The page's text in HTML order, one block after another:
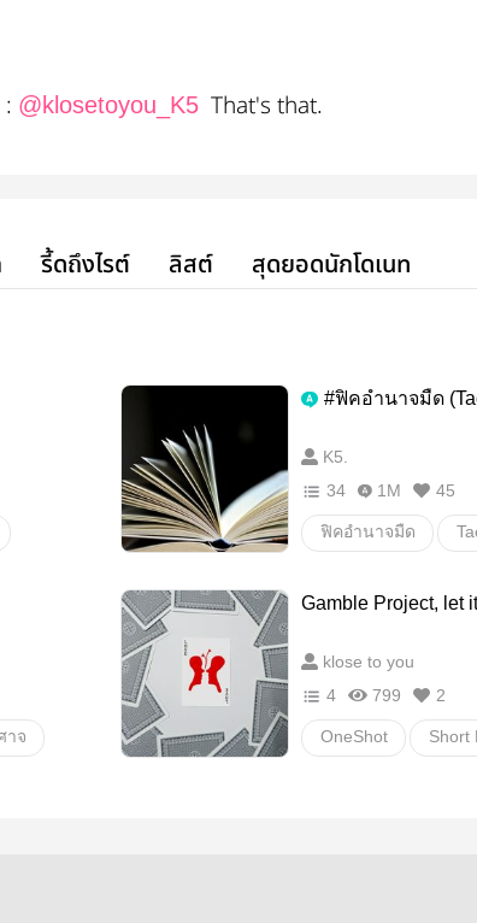
@klosetoyou_K5That's that.
รี้ดถึงไรต์ ลิสต์ สุดยอดนักโดเนท
#ฟิคอำนาจมืด
K5.
34
1M 45
ฟิคอำนาจมืด
ลิปสติกสีลิล
าจ
Gamble Project, let
klose to you
4
799 2
OneShot Short